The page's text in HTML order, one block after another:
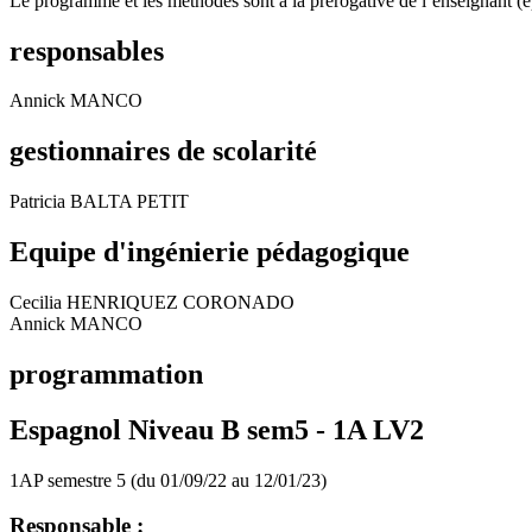
responsables
Annick MANCO
gestionnaires de scolarité
Patricia BALTA PETIT
Equipe d'ingénierie pédagogique
Cecilia HENRIQUEZ CORONADO
Annick MANCO
programmation
Espagnol Niveau B sem5 - 1A LV2
1AP semestre 5 (du 01/09/22 au 12/01/23)
Responsable :